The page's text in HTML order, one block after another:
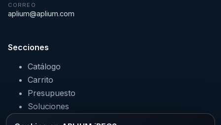
CORREO
aplium@aplium.com
Secciones
Catálogo
Carrito
Presupuesto
Soluciones